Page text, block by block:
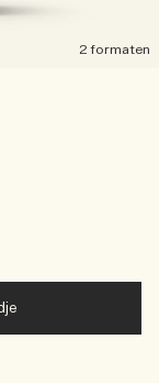
2 formaten